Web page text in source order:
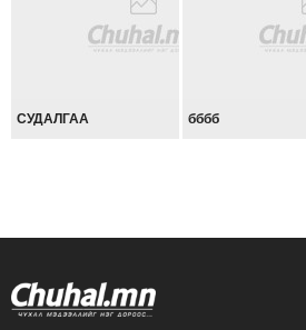
СУДАЛГАА бббб